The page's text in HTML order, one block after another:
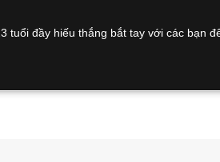
tuổi đầy hiếu thắng bắt tay với các bạn